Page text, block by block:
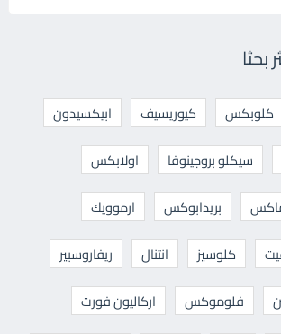
كلوبكس كيوريسيف
ابيكسيدون
سيكلو بروجينوفا
اولابكس
بريدابوكس
ارموويك
كلوسيز انتنال
ريفاروسبير
فلوموكس
اركاليون فورت